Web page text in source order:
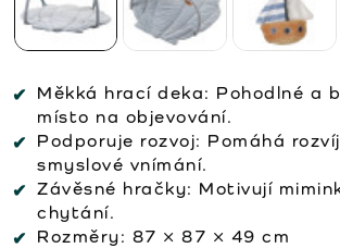
Měkká hrací deka: Pohodlné a
místo na objevování.
Podporuje rozvoj: Pomáhá
smyslové vnímání.
Závěsné hračky: Motivují
chytání.
Rozměry: 87 × 87 × 49 cm